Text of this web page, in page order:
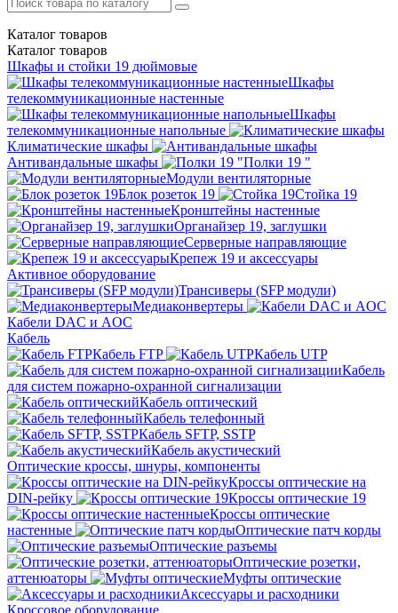
Каталог товаров
Каталог товаров
Шкафы и стойки 19 дюймовые
Шкафы
телекоммуникационные настенные
Шкафы
телекоммуникационные напольные
Климатические шкафы
Антивандальные шкафы
Полки 19 "
Модули вентиляторные
Блок розеток 19
Стойка 19
Кронштейны настенные
Органайзер 19, заглушки
Серверные направляющие
Крепеж 19 и аксессуары
Активное оборудование
Трансиверы (SFP модули)
Медиаконвертеры
Кабели DAC и AOC
Кабель
Кабель FTP
Кабель UTP
Кабель
для систем пожарно-охранной сигнализации
Кабель оптический
Кабель телефонный
Кабель SFTP, SSTP
Кабель акустический
Оптические кроссы, шнуры, компоненты
Кроссы оптические на
DIN-рейку
Кроссы оптические 19
Кроссы оптические
настенные
Оптические патч корды
Оптические разъемы
Оптические розетки,
аттенюаторы
Муфты оптические
Аксессуары и расходники
Кроссовое оборудование